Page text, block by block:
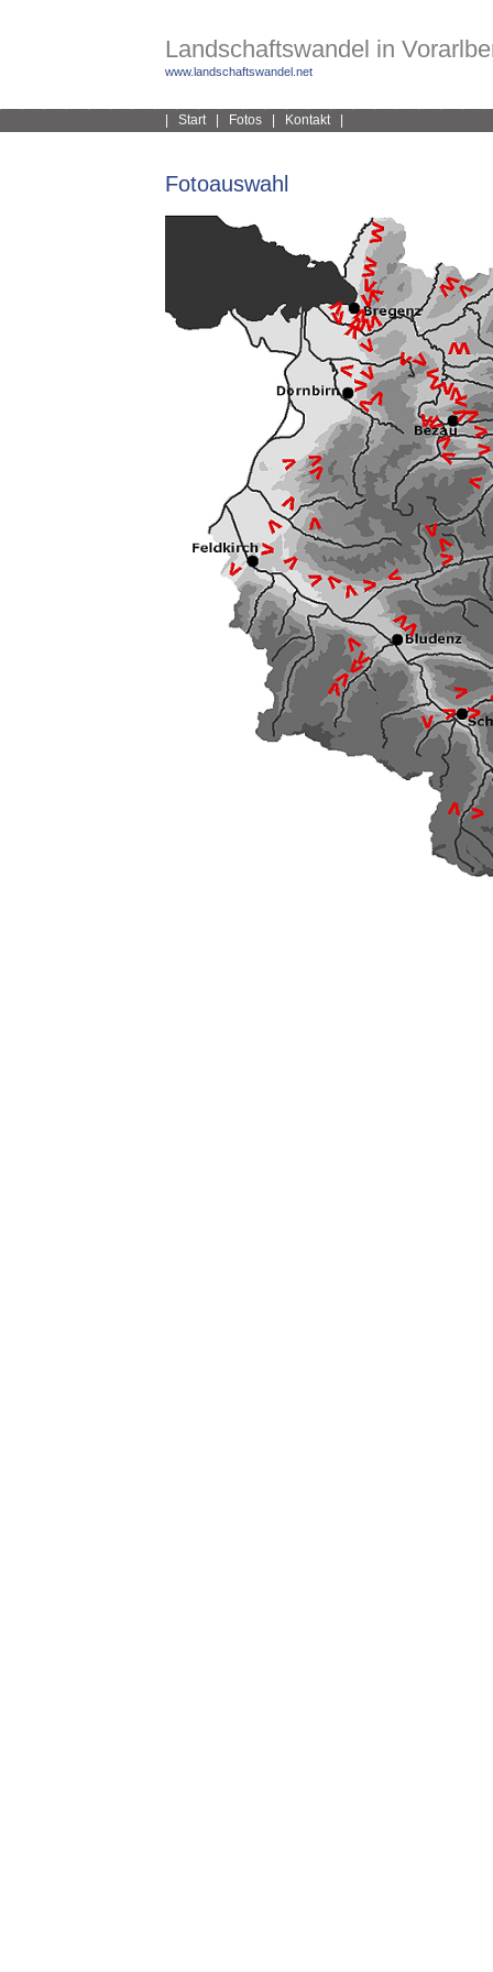
Landschaftswandel in
www.landschaftswandel.net
Start| Fotos Kontakt|
Fotoauswahl